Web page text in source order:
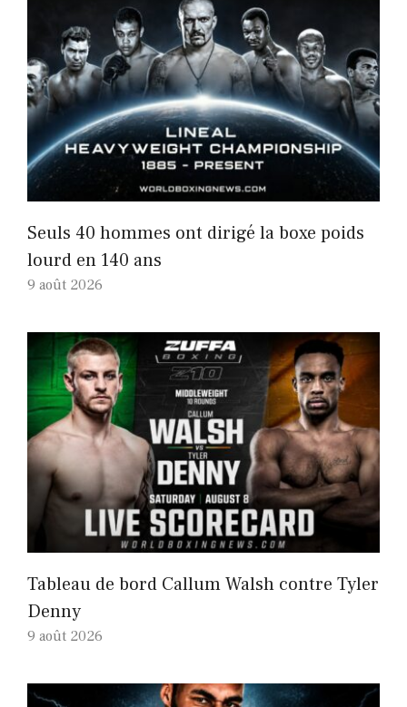
Seuls 40 hommes ont dirigé la boxe poids
lourd en 140 ans
9 août 2026
Tableau de bord Callum Walsh contre Tyler
Denny
9 août 2026